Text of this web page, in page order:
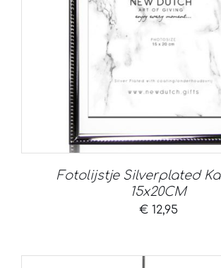
Fotolijstje Silverplated
15x20CM
€12,95